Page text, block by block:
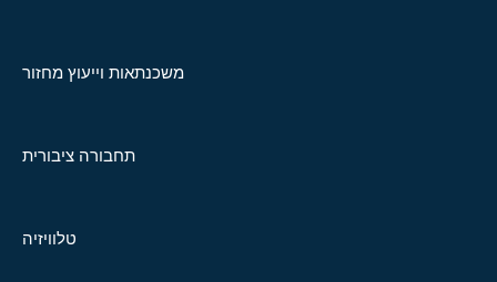
משכנתאות וייעוץ מחזור
תחבורה ציבורית
טלוויזיה